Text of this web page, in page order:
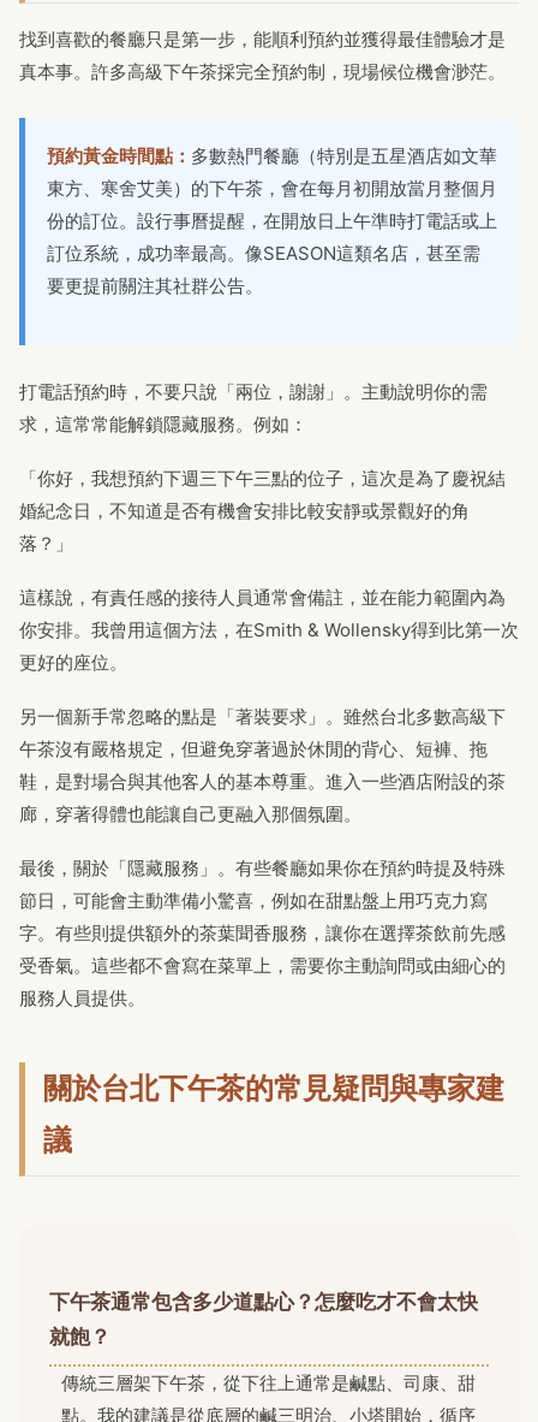
找到喜歡的餐廳只是第一步，能順利預約並獲得最佳體驗才是
真本事。許多高級下午茶採完全預約制，現場候位機會渺茫。
預約黃金時間點： 多數熱門餐廳（特別是五星酒店如文華
東方、寒舍艾美）的下午茶，會在每月初開放當月整個月
份的訂位。設行事曆提醒，在開放日上午準時打電話或上
訂位系統，成功率最高。像SEASON這類名店，甚至需
要更提前關注其社群公告。
打電話預約時，不要只說「兩位，謝謝」。主動說明你的需
求，這常常能解鎖隱藏服務。例如：
「你好，我想預約下週三下午三點的位子，這次是為了慶祝結
婚紀念日，不知道是否有機會安排比較安靜或景觀好的角
落？」
這樣說，有責任感的接待人員通常會備註，並在能力範圍內為
你安排。我曾用這個方法，在Smith & Wollensky得到比第一次
更好的座位。
另一個新手常忽略的點是「著裝要求」。雖然台北多數高級下
午茶沒有嚴格規定，但避免穿著過於休閒的背心、短褲、拖
鞋，是對場合與其他客人的基本尊重。進入一些酒店附設的茶
廊，穿著得體也能讓自己更融入那個氛圍。
最後，關於「隱藏服務」。有些餐廳如果你在預約時提及特殊
節日，可能會主動準備小驚喜，例如在甜點盤上用巧克力寫
字。有些則提供額外的茶葉聞香服務，讓你在選擇茶飲前先感
受香氣。這些都不會寫在菜單上，需要你主動詢問或由細心的
服務人員提供。
關於台北下午茶的常見疑問與專家建
議
下午茶通常包含多少道點心？怎麼吃才不會太快
就飽？
傳統三層架下午茶，從下往上通常是鹹點、司康、甜
點。我的建議是從底層的鹹三明治、小塔開始，循序